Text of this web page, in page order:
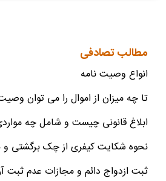
مطالب تصادفی
انواع وصیت نامه
تا چه میزان از اموال را می توان
ابلاغ قانونی چیست و شامل چه
نحوه شکایت کیفری از چک برگشتی
ثبت ازدواج دائم و مجازات عدم ثبت